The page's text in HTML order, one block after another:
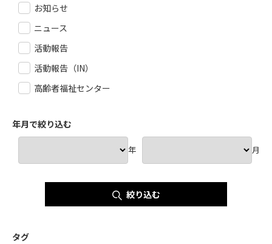
お知らせ
ニュース
活動報告
活動報告（IN）
高齢者福祉センター
年月で絞り込む
年 月
絞り込む
タグ